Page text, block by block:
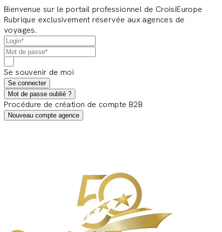
Bienvenue sur le portail professionnel de CroisiEurope
Rubrique exclusivement réservée aux agences de
voyages.
Se souvenir de moi
Se connecter
Mot de passe oublié ?
Procédure de création de compte B2B
Nouveau compte agence